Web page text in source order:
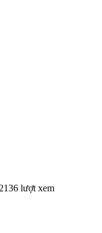
2136 lượt xem